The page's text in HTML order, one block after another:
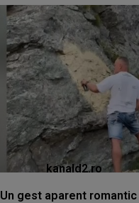
kanald2.ro
Un gest aparent